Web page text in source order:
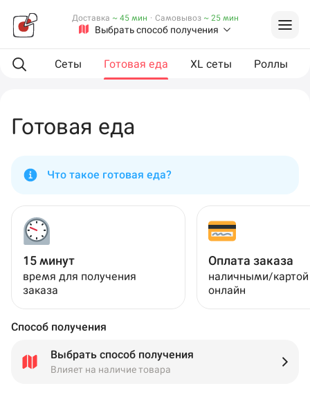
Выбрать способ получения
Доставка ~ 45 мин · Самовывоз ~ 25 мин
Сеты Готовая еда XL сеты Роллы
Готовая еда
Что такое готовая еда?
15 минут
время для получения
заказа
Оплата заказа
наличными/
онлайн
Способ получения
Выбрать способ получения
Влияет на наличие товара